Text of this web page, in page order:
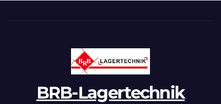
BRB-Lagertechnik